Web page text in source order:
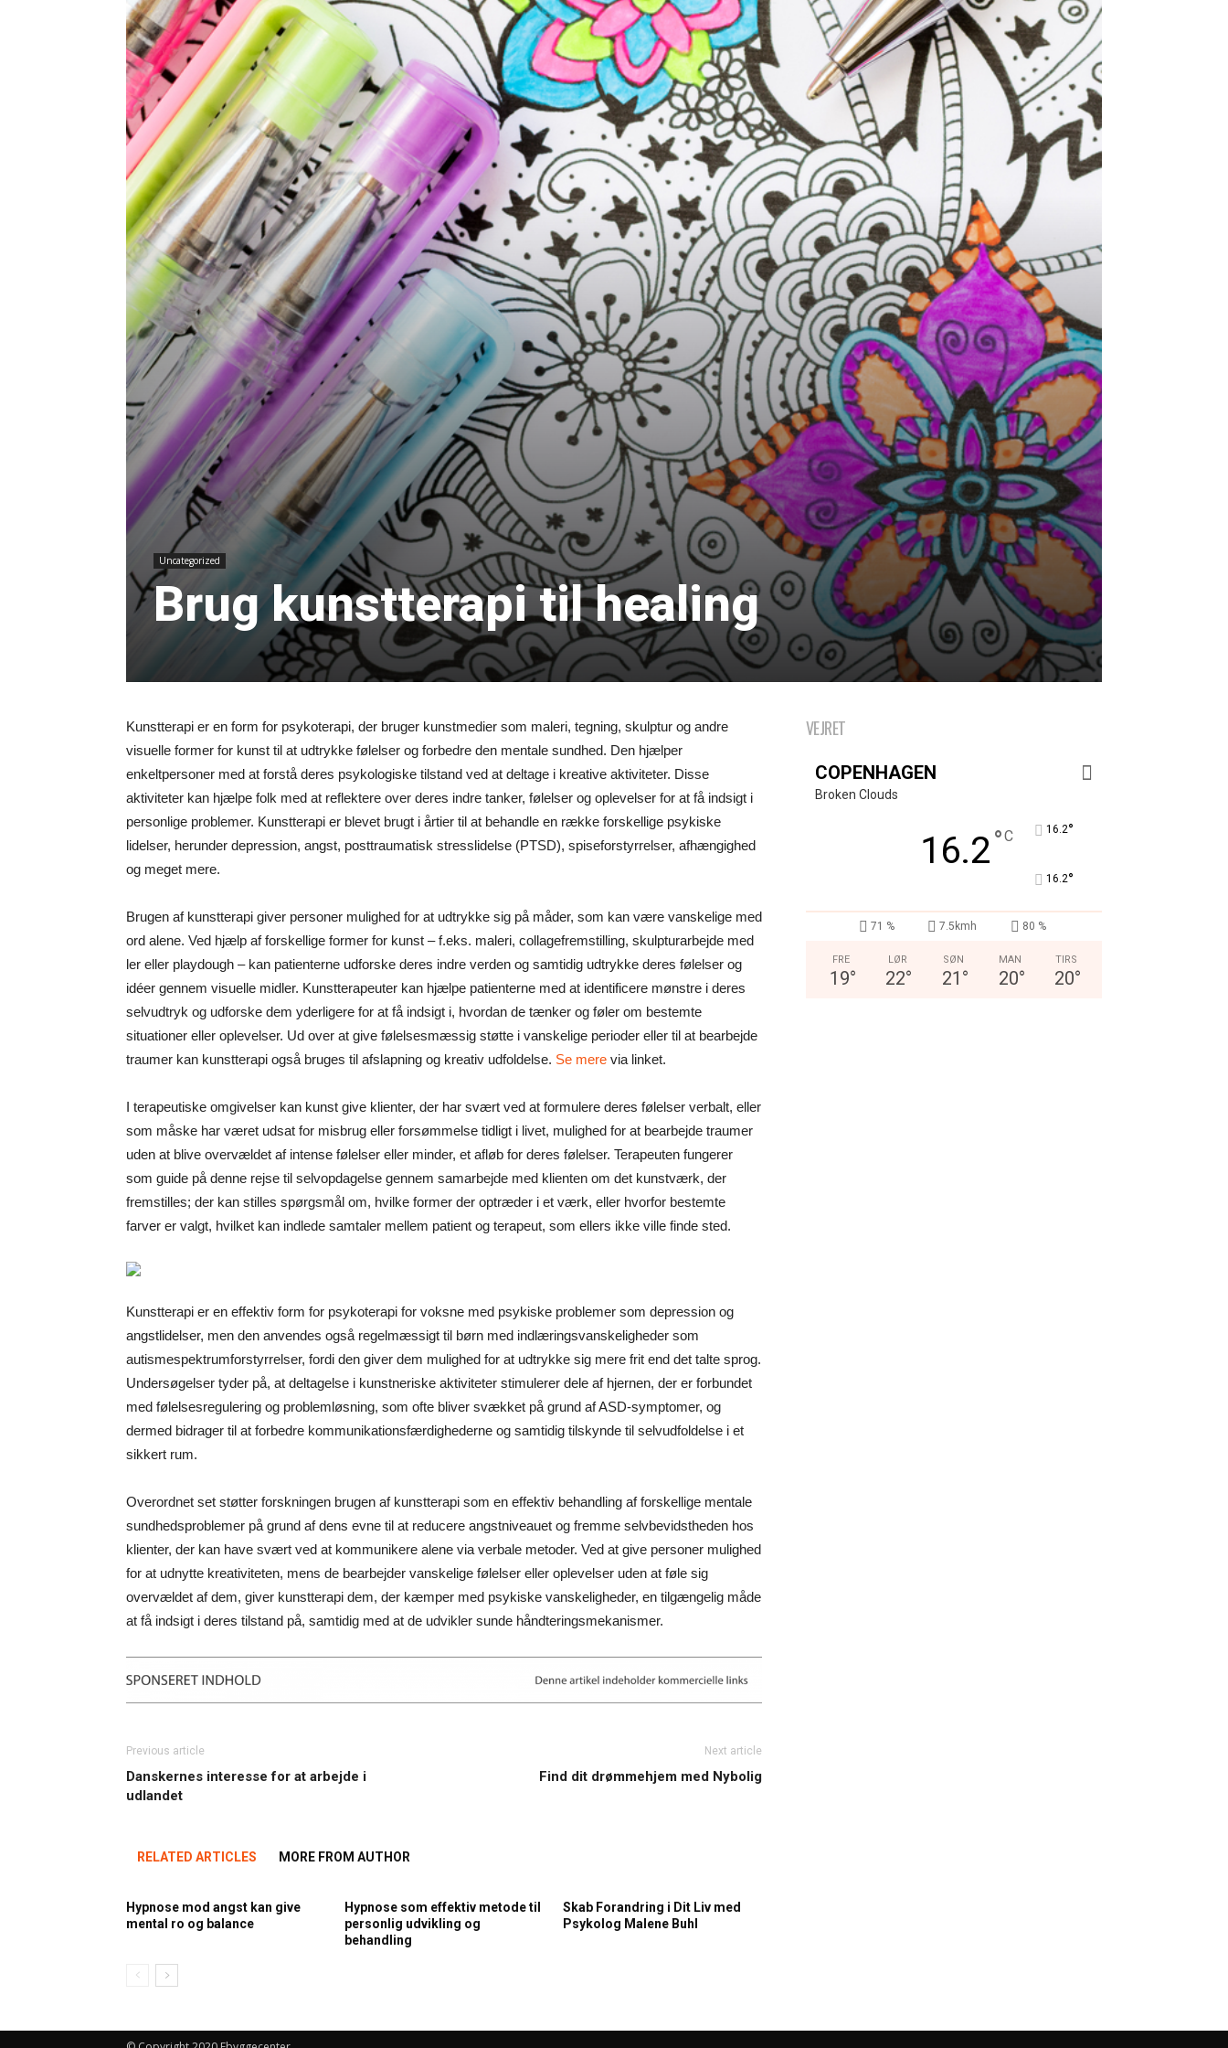
Uncategorized
Brug kunstterapi til healing
Kunstterapi er en form for psykoterapi, der bruger kunstmedier som maleri, tegning, skulptur og andre
visuelle former for kunst til at udtrykke følelser og forbedre den mentale sundhed. Den hjælper
enkeltpersoner med at forstå deres psykologiske tilstand ved at deltage i kreative aktiviteter. Disse
aktiviteter kan hjælpe folk med at reflektere over deres indre tanker, følelser og oplevelser for at få indsigt i
personlige problemer. Kunstterapi er blevet brugt i årtier til at behandle en række forskellige psykiske
lidelser, herunder depression, angst, posttraumatisk stresslidelse (PTSD), spiseforstyrrelser, afhængighed
og meget mere.
Brugen af kunstterapi giver personer mulighed for at udtrykke sig på måder, som kan være vanskelige med
ord alene. Ved hjælp af forskellige former for kunst – f.eks. maleri, collagefremstilling, skulpturarbejde med
ler eller playdough – kan patienterne udforske deres indre verden og samtidig udtrykke deres følelser og
idéer gennem visuelle midler. Kunstterapeuter kan hjælpe patienterne med at identificere mønstre i deres
selvudtryk og udforske dem yderligere for at få indsigt i, hvordan de tænker og føler om bestemte
situationer eller oplevelser. Ud over at give følelsesmæssig støtte i vanskelige perioder eller til at bearbejde
traumer kan kunstterapi også bruges til afslapning og kreativ udfoldelse. Se mere via linket.
I terapeutiske omgivelser kan kunst give klienter, der har svært ved at formulere deres følelser verbalt, eller
som måske har været udsat for misbrug eller forsømmelse tidligt i livet, mulighed for at bearbejde traumer
uden at blive overvældet af intense følelser eller minder, et afløb for deres følelser. Terapeuten fungerer
som guide på denne rejse til selvopdagelse gennem samarbejde med klienten om det kunstværk, der
fremstilles; der kan stilles spørgsmål om, hvilke former der optræder i et værk, eller hvorfor bestemte
farver er valgt, hvilket kan indlede samtaler mellem patient og terapeut, som ellers ikke ville finde sted.
Kunstterapi er en effektiv form for psykoterapi for voksne med psykiske problemer som depression og
angstlidelser, men den anvendes også regelmæssigt til børn med indlæringsvanskeligheder som
autismespektrumforstyrrelser, fordi den giver dem mulighed for at udtrykke sig mere frit end det talte sprog.
Undersøgelser tyder på, at deltagelse i kunstneriske aktiviteter stimulerer dele af hjernen, der er forbundet
med følelsesregulering og problemløsning, som ofte bliver svækket på grund af ASD-symptomer, og
dermed bidrager til at forbedre kommunikationsfærdighederne og samtidig tilskynde til selvudfoldelse i et
sikkert rum.
Overordnet set støtter forskningen brugen af kunstterapi som en effektiv behandling af forskellige mentale
sundhedsproblemer på grund af dens evne til at reducere angstniveauet og fremme selvbevidstheden hos
klienter, der kan have svært ved at kommunikere alene via verbale metoder. Ved at give personer mulighed
for at udnytte kreativiteten, mens de bearbejder vanskelige følelser eller oplevelser uden at føle sig
overvældet af dem, giver kunstterapi dem, der kæmper med psykiske vanskeligheder, en tilgængelig måde
at få indsigt i deres tilstand på, samtidig med at de udvikler sunde håndteringsmekanismer.
Previous article
Danskernes interesse for at arbejde i
udlandet
Next article
Find dit drømmehjem med Nybolig
RELATED ARTICLES MORE FROM AUTHOR
Hypnose mod angst kan give
mental ro og balance
Hypnose som effektiv metode til
personlig udvikling og
behandling
Skab Forandring i Dit Liv med
Psykolog Malene Buhl
VEJRET
COPENHAGEN
Broken Clouds
16.2°C 16.2°
16.2°
71 % 7.5kmh 80 %
FRE
19°
LØR
22°
SØN
21 °
MAN
20°
TIRS
20°